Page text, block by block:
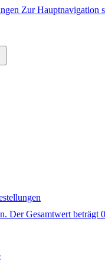
Zur Hauptnavigation
Der Gesamtwert beträgt